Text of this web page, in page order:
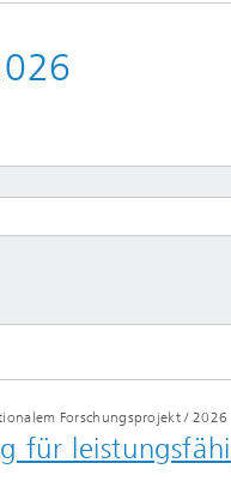
Fasertechnologie
Forschungsprojekt/ 2026
für